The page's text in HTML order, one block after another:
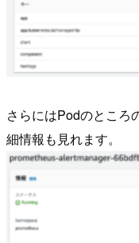
さらにはPodのところ
細情報も見れます。